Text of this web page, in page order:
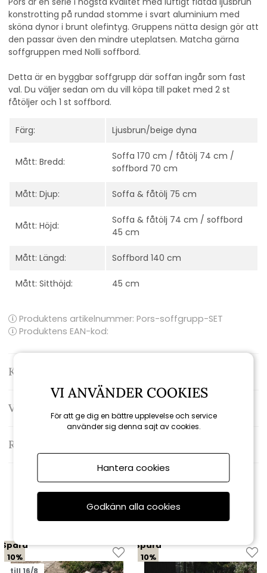
konstrotting på rundad stomme i svart aluminium med
sköna dynor i brunt olefintyg. Gruppens nätta design gör att
den passar även den mindre uteplatsen. Matcha gärna
soffgruppen med Nolli soffbord.
Detta är en byggbar soffgrupp där soffan ingår som fast
val. Du väljer sedan om du vill köpa till paket med 2 st
fåtöljer och 1 st soffbord.
Färg: Ljusbrun/beige dyna
Mått: Bredd:
Soffa 170 cm / fåtölj 74 cm /
soffbord 70 cm
Mått: Djup: Soffa & fåtölj 75 cm
Mått: Höjd:
Soffa & fåtölj 74 cm / soffbord
45 cm
Mått: Längd: Soffbord 140 cm
Mått: Sitthöjd: 45 cm
Produktens artikelnummer: Pors-soffgrupp-SET
Produktens EAN-kod:
Kontakta oss
Varumärke: Brafab
Recensioner
Relaterade produkter
Spara
10%
till 16/8
Spara
10%
VI ANVÄNDER COOKIES
För att ge dig en bättre upplevelse och service
använder sig denna sajt av cookies.
Hantera cookies
Godkänn alla cookies